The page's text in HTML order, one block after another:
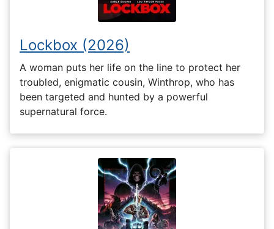
Lockbox (2026)
A woman puts her life on the line to protect her
troubled, enigmatic cousin, Winthrop, who has
been targeted and hunted by a powerful
supernatural force.